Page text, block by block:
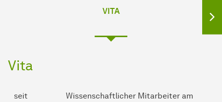
VITA
Vita
seit
Wissenschaftlicher Mitarbeiter am